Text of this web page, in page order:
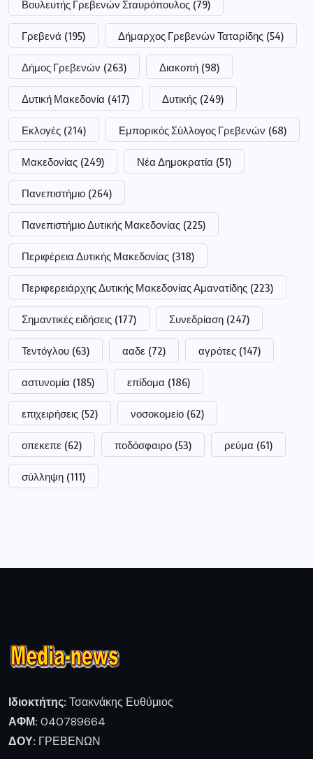
Βουλευτής Γρεβενών Σταυρόπουλος (79)
Γρεβενά (195) Δήμαρχος Γρεβενών Ταταρίδης (54)
Δήμος Γρεβενών (263) Διακοπή (98)
Δυτική Μακεδονία (417) Δυτικής (249)
Εκλογές (214) Εμπορικός Σύλλογος Γρεβενών (68)
Μακεδονίας (249) Νέα Δημοκρατία (51)
Πανεπιστήμιο (264)
Πανεπιστήμιο Δυτικής Μακεδονίας (225)
Περιφέρεια Δυτικής Μακεδονίας (318)
Περιφερειάρχης Δυτικής Μακεδονίας Αμανατίδης (223)
Σημαντικές ειδήσεις (177) Συνεδρίαση (247)
Τεντόγλου (63) ααδε (72) αγρότες (147)
αστυνομία (185) επίδομα (186)
επιχειρήσεις (52) νοσοκομείο (62)
οπεκεπε (62) ποδόσφαιρο (53) ρεύμα (61)
σύλληψη (111)
Ιδιοκτήτης: Τσακνάκης Ευθύμιος
ΑΦΜ: 040789664
ΔΟΥ: ΓΡΕΒΕΝΩΝ